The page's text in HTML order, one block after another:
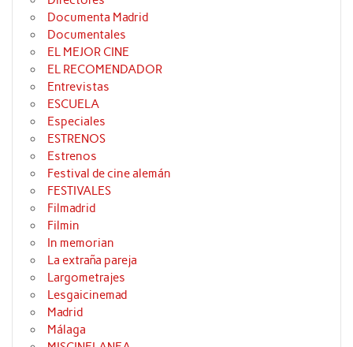
Documenta Madrid
Documentales
EL MEJOR CINE
EL RECOMENDADOR
Entrevistas
ESCUELA
Especiales
ESTRENOS
Estrenos
Festival de cine alemán
FESTIVALES
Filmadrid
Filmin
In memorian
La extraña pareja
Largometrajes
Lesgaicinemad
Madrid
Málaga